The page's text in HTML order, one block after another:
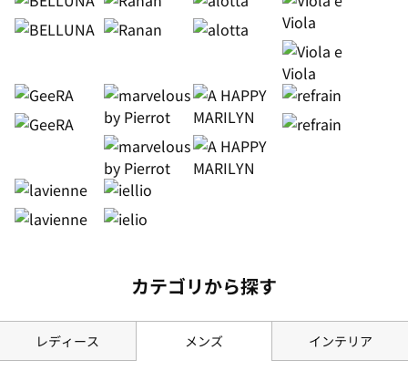
カテゴリから探す
レディース メンズ インテリア